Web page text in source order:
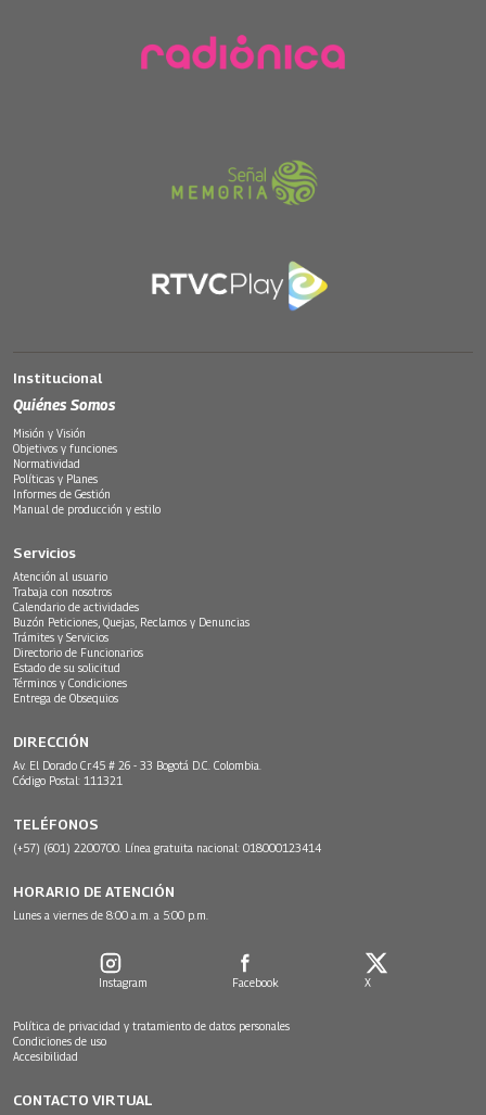
Institucional
Quiénes Somos
Misión y Visión
Objetivos y funciones
Normatividad
Políticas y Planes
Informes de Gestión
Manual de producción y estilo
Servicios
Atención al usuario
Trabaja con nosotros
Calendario de actividades
Buzón Peticiones, Quejas, Reclamos y Denuncias
Trámites y Servicios
Directorio de Funcionarios
Estado de su solicitud
Términos y Condiciones
Entrega de Obsequios
DIRECCIÓN
Av. El Dorado Cr.45 # 26 - 33 Bogotá D.C. Colombia.
Código Postal: 111321
TELÉFONOS
(+57) (601) 2200700. Línea gratuita nacional: 018000123414
HORARIO DE ATENCIÓN
Lunes a viernes de 8:00 a.m. a 5:00 p.m.
Instagram Facebook X
Política de privacidad y tratamiento de datos personales
Condiciones de uso
Accesibilidad
CONTACTO VIRTUAL